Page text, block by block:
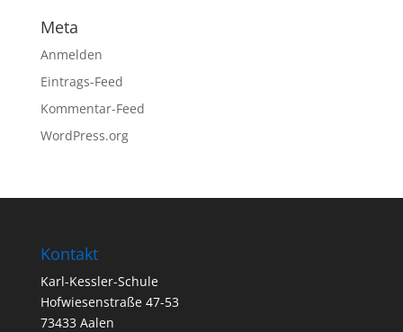
Meta
Anmelden
Eintrags-Feed
Kommentar-Feed
WordPress.org
Kontakt
Karl-Kessler-Schule
Hofwiesenstraße 47-53
73433 Aalen